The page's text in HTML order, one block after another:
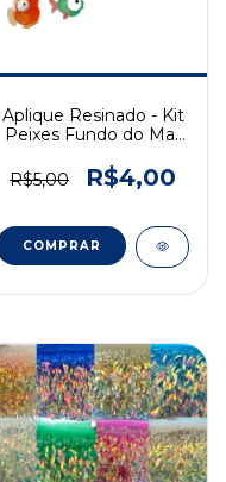
Aplique Resinado - Kit
Peixes Fundo do Mar
5 Und
R$5,00 R$4,00